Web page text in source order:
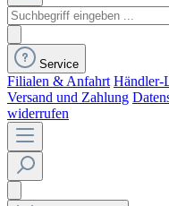
Service
Filialen & Anfahrt Händler-
Versand und Zahlung
widerrufen